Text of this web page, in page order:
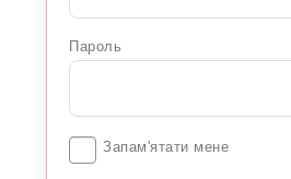
Увійти
Пароль
Запам'ятати мене